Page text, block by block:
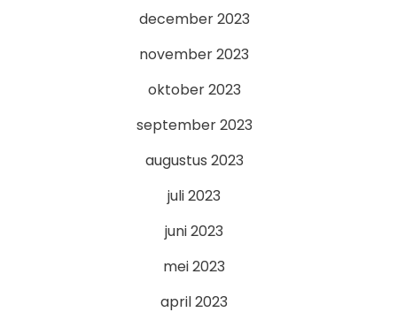
december 2023
november 2023
oktober 2023
september 2023
augustus 2023
juli 2023
juni 2023
mei 2023
april 2023